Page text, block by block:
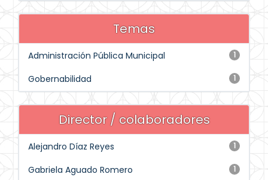
Temas
1
Administración Pública Municipal
1
Gobernabilidad
Director / colaboradores
1
Alejandro Díaz Reyes
1
Gabriela Aguado Romero